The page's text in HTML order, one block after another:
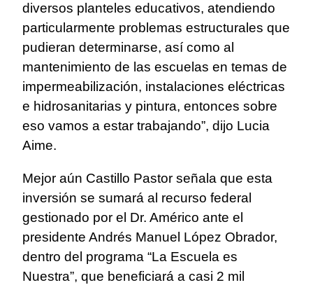
diversos planteles educativos, atendiendo
particularmente problemas estructurales que
pudieran determinarse, así como al
mantenimiento de las escuelas en temas de
impermeabilización, instalaciones eléctricas
e hidrosanitarias y pintura, entonces sobre
eso vamos a estar trabajando”, dijo Lucia
Aime.
Mejor aún Castillo Pastor señala que esta
inversión se sumará al recurso federal
gestionado por el Dr. Américo ante el
presidente Andrés Manuel López Obrador,
dentro del programa “La Escuela es
Nuestra”, que beneficiará a casi 2 mil